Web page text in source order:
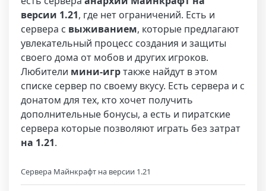
версии 1.21, где нет ограничений. Есть и
сервера с выживанием, которые предлагают
увлекательный процесс создания и защиты
своего дома от мобов и других игроков.
Любители мини-игртакже найдут в этом
списке сервер по своему вкусу. Есть сервера и с
донатом для тех, кто хочет получить
дополнительные бонусы, а есть и пиратские
сервера которые позволяют играть без затрат
на 1.21.
Сервера Майнкрафт на версии 1.21